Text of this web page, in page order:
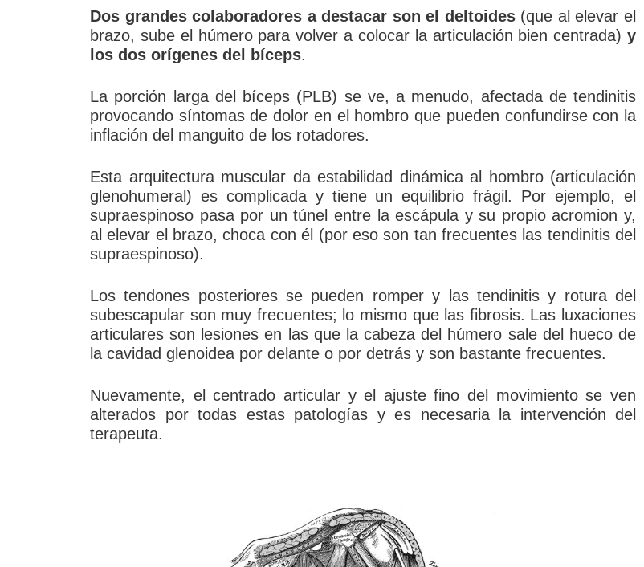
Dos grandes colaboradores a destacar son el deltoides(que al elevar el
brazo, sube el húmero para volver a colocar la articulación bien centrada) y
los dos orígenes del bíceps.
La porción larga del bíceps (PLB) se ve, a menudo, afectada de tendinitis
provocando síntomas de dolor en el hombro que pueden confundirse con la
inflación del manguito de los rotadores.
Esta arquitectura muscular da estabilidad dinámica al hombro (articulación
glenohumeral) es complicada y tiene un equilibrio frágil. Por ejemplo, el
supraespinoso pasa por un túnel entre la escápula y su propio acromion y,
al elevar el brazo, choca con él (por eso son tan frecuentes las tendinitis del
supraespinoso).
Los tendones posteriores se pueden romper y las tendinitis y rotura del
subescapular son muy frecuentes; lo mismo que las fibrosis. Las luxaciones
articulares son lesiones en las que la cabeza del húmero sale del hueco de
la cavidad glenoidea por delante o por detrás y son bastante frecuentes.
Nuevamente, el centrado articular y el ajuste fino del movimiento se ven
alterados por todas estas patologías y es necesaria la intervención del
terapeuta.